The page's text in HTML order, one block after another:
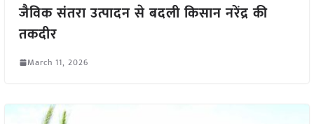
जैविक संतरा उत्पादन से बदली किसान नरेंद्र की
तकदीर
March 11, 2026